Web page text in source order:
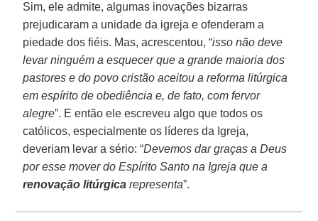
Sim, ele admite, algumas inovações bizarras
prejudicaram a unidade da igreja e ofenderam a
piedade dos fiéis. Mas, acrescentou, “isso não deve
levar ninguém a esquecer que a grande maioria dos
pastores e do povo cristão aceitou a reforma litúrgica
em espírito de obediência e, de fato, com fervor
alegre”. E então ele escreveu algo que todos os
católicos, especialmente os líderes da Igreja,
deveriam levar a sério: “Devemos dar graças a Deus
por esse mover do Espírito Santo na Igreja que a
renovação litúrgica representa”.